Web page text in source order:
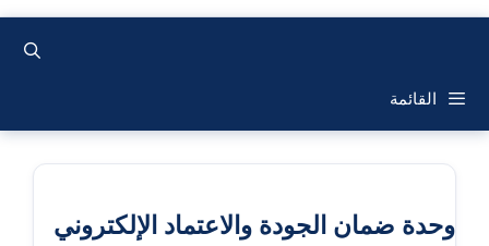
القائمة
وحدة ضمان الجودة والاعتماد الإلكتروني